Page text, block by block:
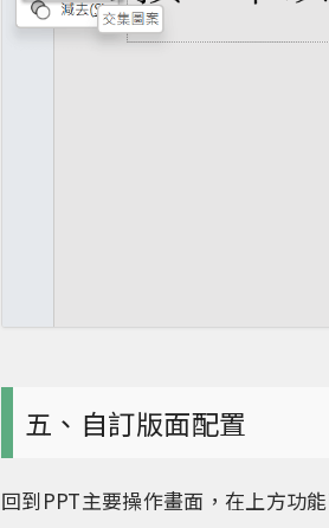
五、自訂版面配置
回到PPT主要操作畫面，在上方功